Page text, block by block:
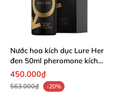
Nước hoa kích dục Lure Her
đen 50ml pheromone kích
thích mạnh mẽ
450.000₫
563.000₫ -20%